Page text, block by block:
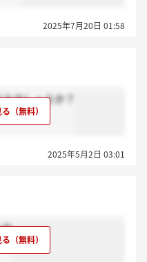
2025年7月20日 01:58
でしょうか？
2025年5月2日 03:01
か